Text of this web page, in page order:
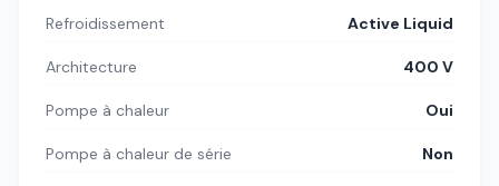
Refroidissement Active Liquid
Architecture 400 V
Pompe à chaleur Oui
Pompe à chaleur de série Non